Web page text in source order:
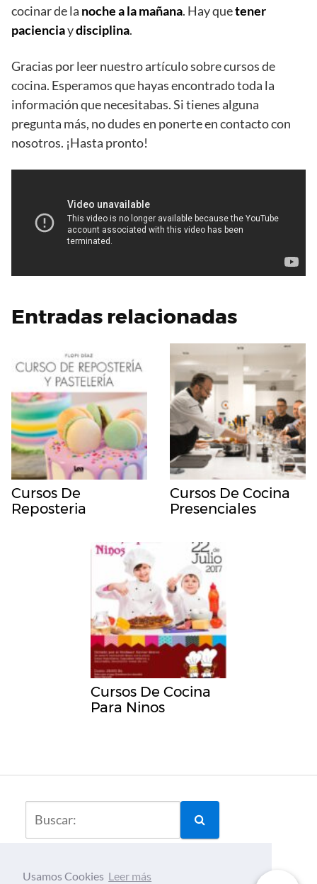
cocinar de la noche a la mañana. Hay quetener
pacienciaydisciplina.
Gracias por leer nuestro artículo sobre cursos de
cocina. Esperamos que hayas encontrado toda la
información que necesitabas. Si tienes alguna
pregunta más, no dudes en ponerte en contacto con
nosotros. ¡Hasta pronto!
Entradas relacionadas
Cursos De
Reposteria
Cursos De Cocina
Presenciales
Cursos De Cocina
Para Ninos
Usamos Cookies Leer más